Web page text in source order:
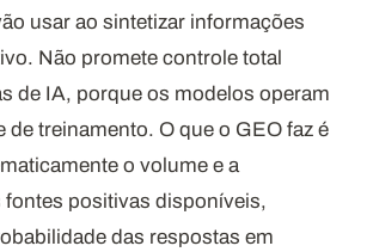
usar ao sintetizar informações
Não promete controle total
de IA, porque os modelos operam
de treinamento. O que o GEO faz é
o volume e a
fontes positivas disponíveis,
das respostas em